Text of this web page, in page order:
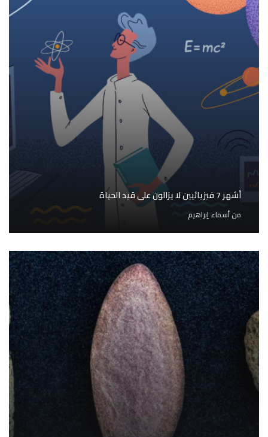
أشهر 7 فيزيائيين لا يزالون على قيد الحياة
منأسماء إبراهيم